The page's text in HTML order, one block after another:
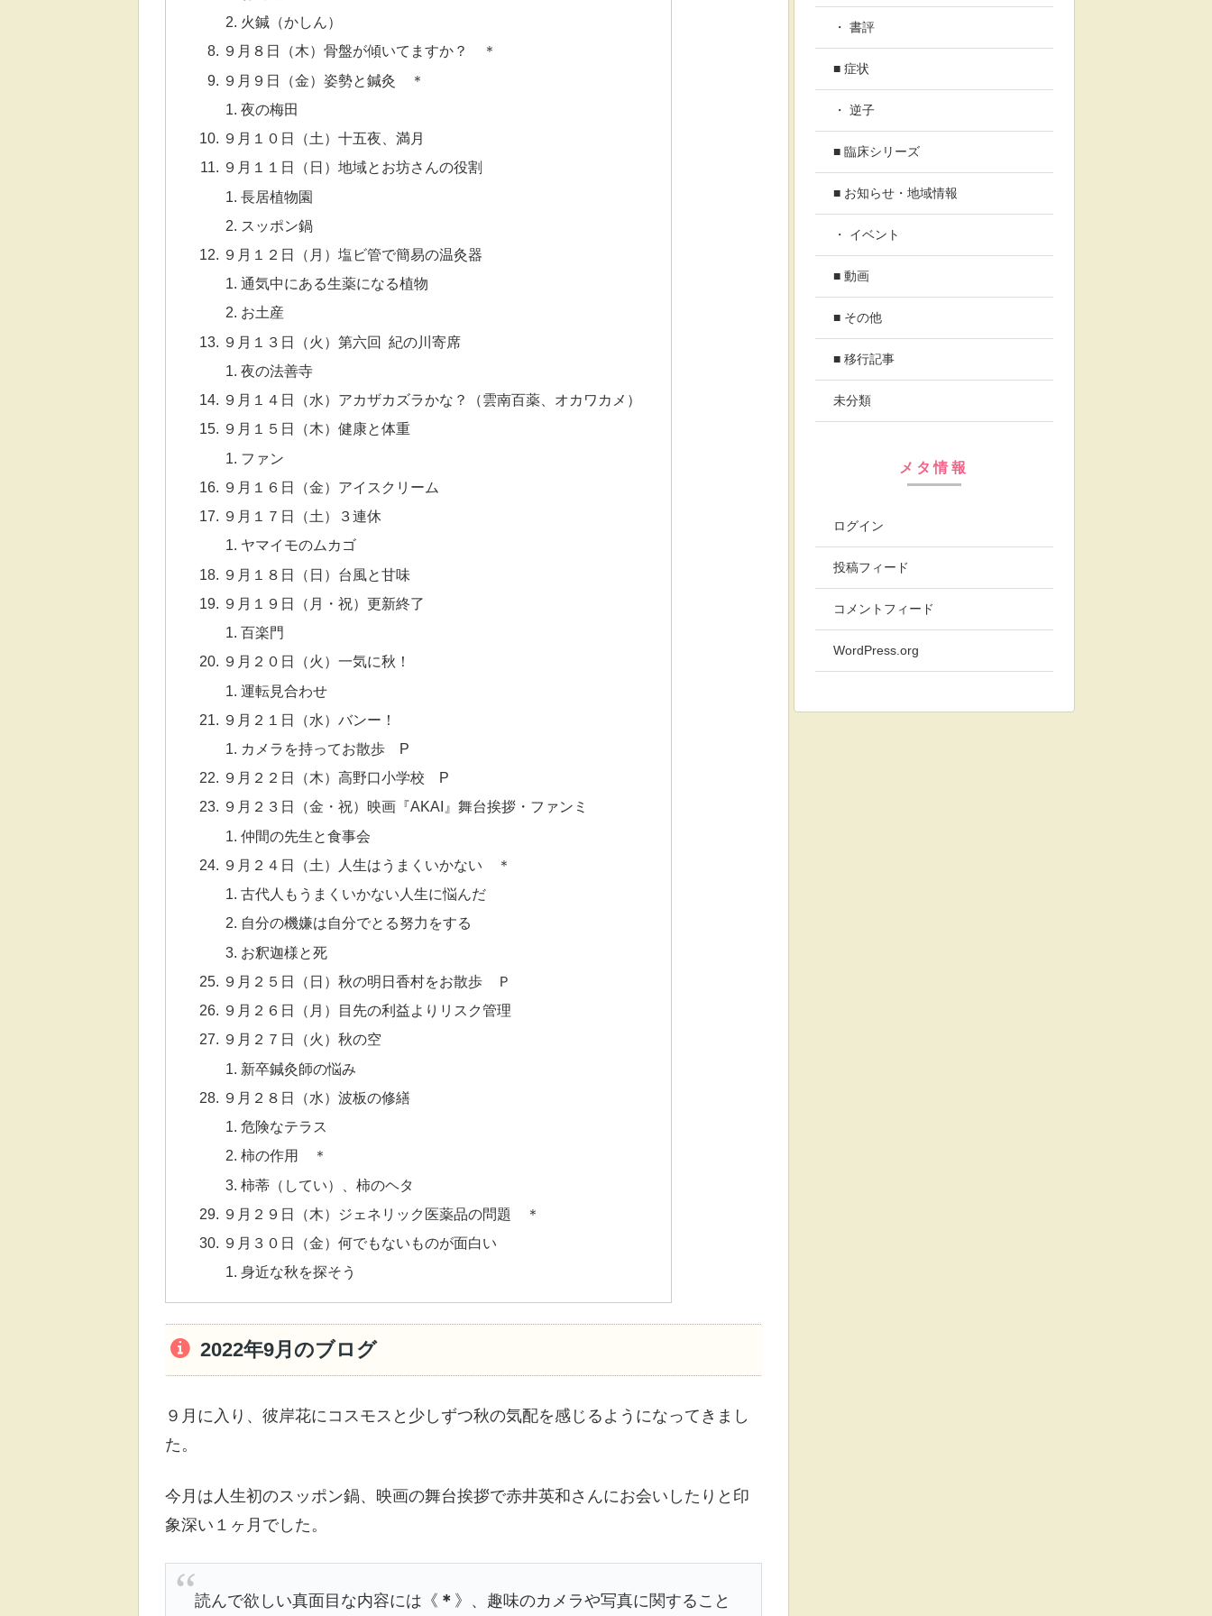
火鍼（かしん）
９月８日（木）骨盤が傾いてますか？ ＊
９月９日（金）姿勢と鍼灸 ＊
夜の梅田
９月１０日（土）十五夜、満月
９月１１日（日）地域とお坊さんの役割
長居植物園
スッポン鍋
９月１２日（月）塩ビ管で簡易の温灸器
通気中にある生薬になる植物
お土産
９月１３日（火）第六回 紀の川寄席
夜の法善寺
９月１４日（水）アカザカズラかな？（雲南百薬、オカワカメ）
９月１５日（木）健康と体重
ファン
９月１６日（金）アイスクリーム
９月１７日（土）３連休
ヤマイモのムカゴ
９月１８日（日）台風と甘味
９月１９日（月・祝）更新終了
百楽門
９月２０日（火）一気に秋！
運転見合わせ
９月２１日（水）バンー！
カメラを持ってお散歩 P
９月２２日（木）高野口小学校 P
９月２３日（金・祝）映画『AKAI』舞台挨拶・ファンミ
仲間の先生と食事会
９月２４日（土）人生はうまくいかない ＊
古代人もうまくいかない人生に悩んだ
自分の機嫌は自分でとる努力をする
お釈迦様と死
９月２５日（日）秋の明日香村をお散歩 Ｐ
９月２６日（月）目先の利益よりリスク管理
９月２７日（火）秋の空
新卒鍼灸師の悩み
９月２８日（水）波板の修繕
危険なテラス
柿の作用 ＊
柿蒂（してい）、柿のヘタ
９月２９日（木）ジェネリック医薬品の問題 ＊
９月３０日（金）何でもないものが面白い
身近な秋を探そう
2022年9月のブログ
９月に入り、彼岸花にコスモスと少しずつ秋の気配を感じるようになってきまし
た。
今月は人生初のスッポン鍋、映画の舞台挨拶で赤井英和さんにお会いしたりと印
象深い１ヶ月でした。
読んで欲しい真面目な内容には《 ＊ 》、趣味のカメラや写真に関すること
・ 書評
■ 症状
・ 逆子
■ 臨床シリーズ
■ お知らせ・地域情報
・ イベント
■ 動画
■ その他
■ 移行記事
未分類
メタ情報
ログイン
投稿フィード
コメントフィード
WordPress.org